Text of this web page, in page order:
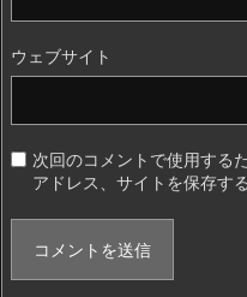
ウェブサイト
次回のコメントで使用する
アドレス、サイトを保存する